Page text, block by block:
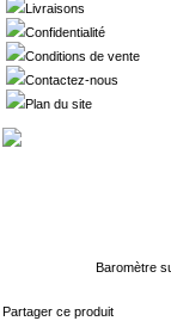
Livraisons
Confidentialité
Conditions de vente
Contactez-nous
Plan du site
Baromètre
Partager ce produit